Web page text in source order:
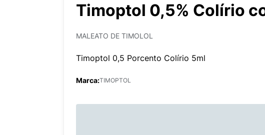
Timoptol 0,5% Colírio
MALEATO DE TIMOLOL
Timoptol 0,5 Porcento Colírio 5ml
Marca:TIMOPTOL